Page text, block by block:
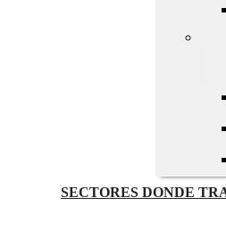
SECTORES DONDE